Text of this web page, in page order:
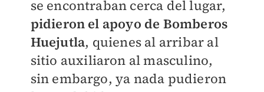
se encontraban cerca del lugar,
pidieron el apoyo de Bomberos
Huejutla, quienes al arribar al
sitio auxiliaron al masculino,
sin embargo, ya nada pudieron